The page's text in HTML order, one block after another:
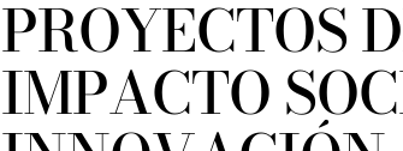
PROYECTOS
IMPACTO